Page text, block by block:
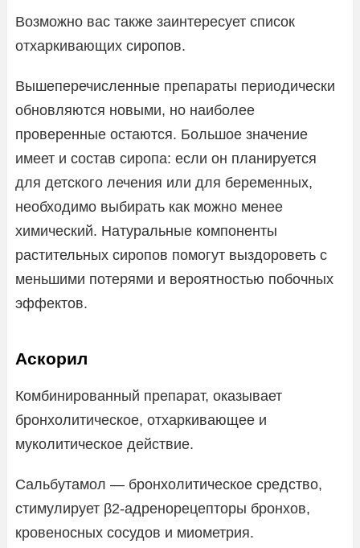
Возможно вас также заинтересует список
отхаркивающих сиропов.
Вышеперечисленные препараты периодически
обновляются новыми, но наиболее
проверенные остаются. Большое значение
имеет и состав сиропа: если он планируется
для детского лечения или для беременных,
необходимо выбирать как можно менее
химический. Натуральные компоненты
растительных сиропов помогут выздороветь с
меньшими потерями и вероятностью побочных
эффектов.
Аскорил
Комбинированный препарат, оказывает
бронхолитическое, отхаркивающее и
муколитическое действие.
Сальбутамол — бронхолитическое средство,
стимулирует β2-адренорецепторы бронхов,
кровеносных сосудов и миометрия.